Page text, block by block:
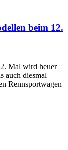
beim 12.
Mal wird heuer
auch diesmal
Rennsportwagen